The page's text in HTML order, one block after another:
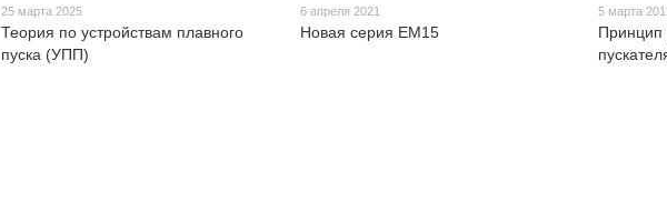
25 марта 2025
Теория по устройствам плавного
пуска (УПП)
6 апреля 2021
Новая серия ЕМ15
5 марта
Принцип